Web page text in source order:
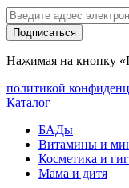
Подписаться
Нажимая на кнопку
политикой
Каталог
БАДы
Витамины и
Косметика и
Мама и дитя